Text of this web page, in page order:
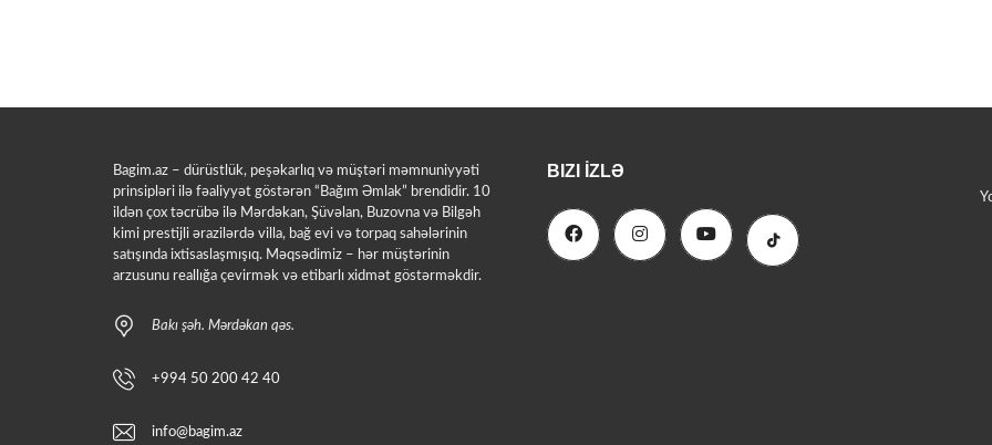
Bagim.az – dürüstlük, peşəkarlıq və müştəri məmnuniyyəti
prinsipləri ilə fəaliyyət göstərən “Bağım Əmlak” brendidir. 10
ildən çox təcrübə ilə Mərdəkan, Şüvəlan, Buzovna və Bilgəh
kimi prestijli ərazilərdə villa, bağ evi və torpaq sahələrinin
satışında ixtisaslaşmışıq. Məqsədimiz – hər müştərinin
arzusunu reallığa çevirmək və etibarlı xidmət göstərməkdir.
Bakı şəh. Mərdəkan qəs.
+994 50 200 42 40
info@bagim.az
BIZI İZLƏ